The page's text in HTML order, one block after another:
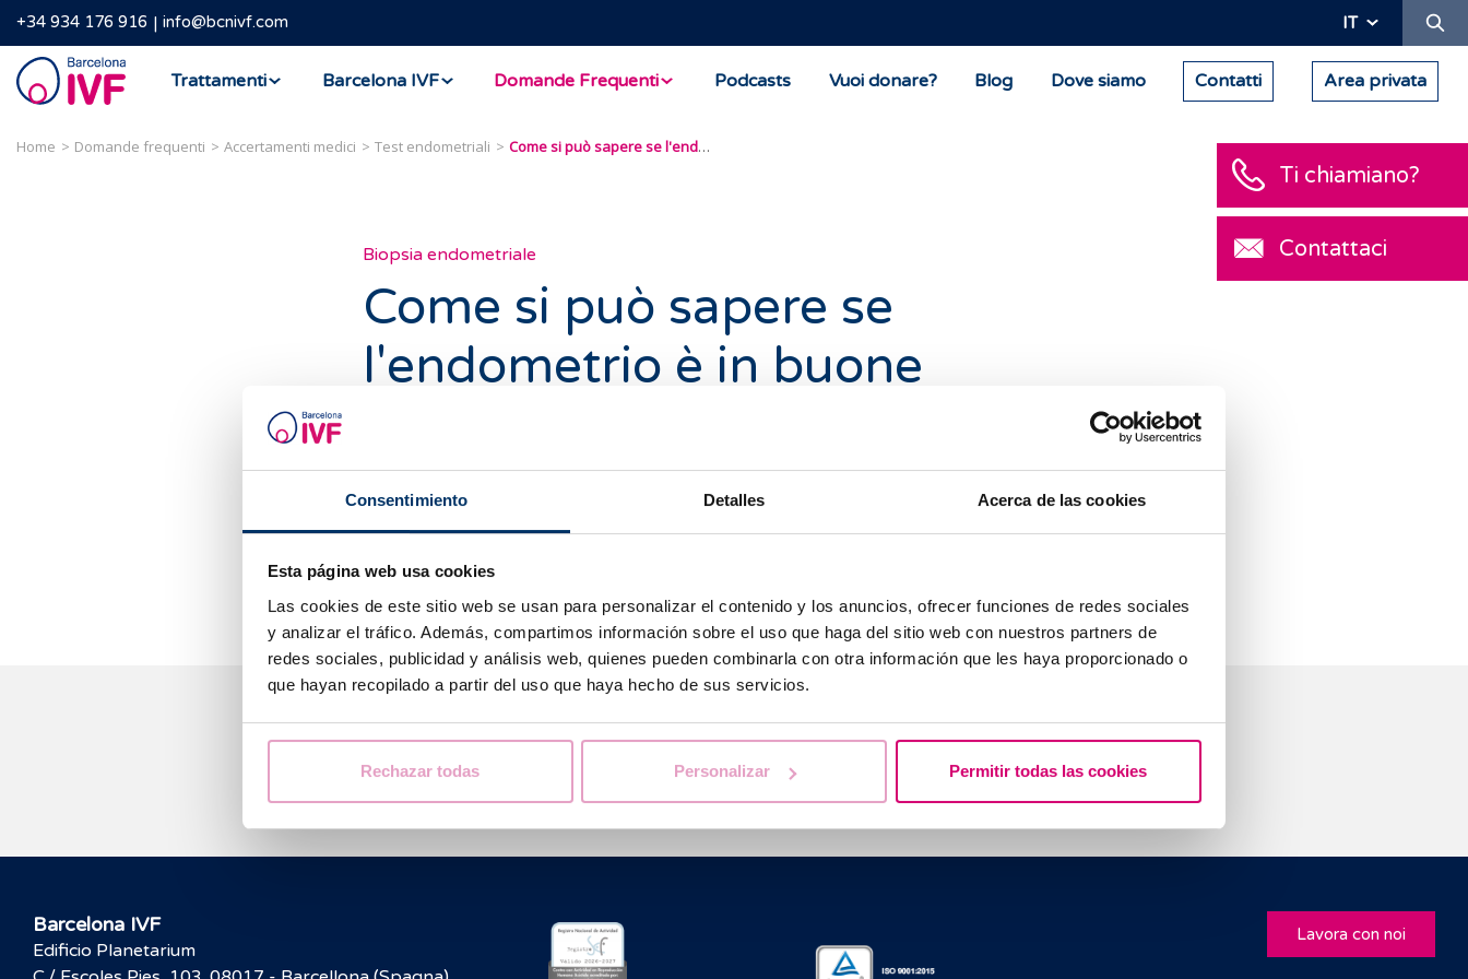
Consentimiento Detalles Acerca de las cookies
Esta página web usa cookies
Las cookies de este sitio web se usan para personalizar el contenido y los anuncios, ofrecer funciones de redes sociales
y analizar el tráfico. Además, compartimos información sobre el uso que haga del sitio web con nuestros partners de
redes sociales, publicidad y análisis web, quienes pueden combinarla con otra información que les haya proporcionado o
que hayan recopilado a partir del uso que haya hecho de sus servicios.
Rechazar todas Personalizar Permitir todas las cookies
+34 934 176 916 info@bcnivf.com IT
Barcelona
IVF
Trattamenti Barcelona IVF Domande Frequenti Podcasts Vuoi donare? Blog Dove siamo Contatti Area privata
Home Domande frequenti Accertamenti medici Test endometriali Come si può sapere se l'endometrio è in buone condizioni?
Biopsia endometriale
Come si può sapere se
l'endometrio è in buone
In generale, un endometrio sano dovrebbe avere uno spessore adeguato, un aspetto
omogeneo ed essere privo di anomalie o malattie. Si raccomanda sempre il parere di un
ginecologo specializzato.
Ti aiutiamo a risolvere i tuoi dubbi
Ti chiamiano?
Contattaci
Barcelona IVF
Edificio Planetarium
Lavora con noi